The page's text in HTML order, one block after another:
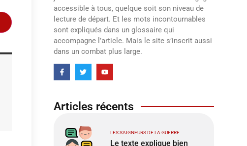
accessible à tous, quelque soit son niveau de
lecture de départ. Et les mots incontournables
sont expliqués dans un glossaire qui
accompagne l’article. Mais le site s’inscrit aussi
dans un combat plus large.
Articles récents
LES SAIGNEURS DE LA GUERRE
Le texte explique bien